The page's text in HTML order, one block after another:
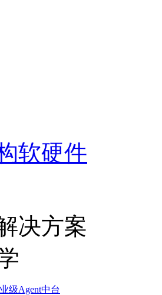
软硬件
决方案
级Agent中台